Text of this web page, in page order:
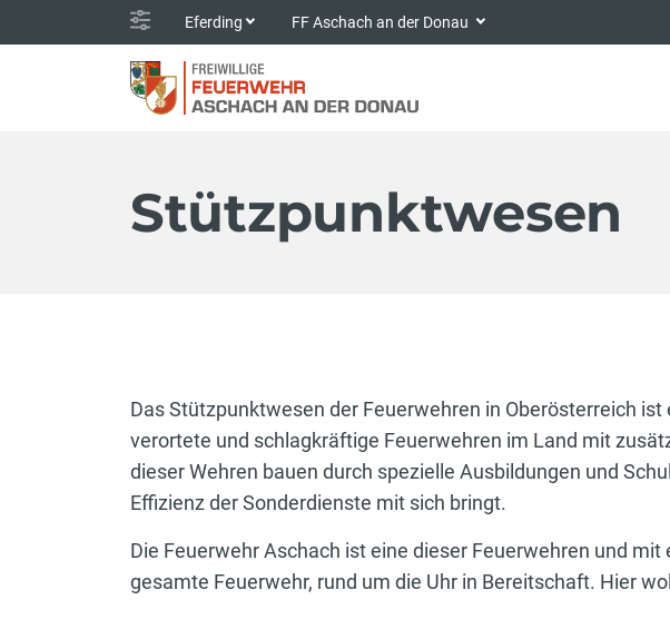
Eferding FF Aschach an der Donau
Stützpunktwesen
Das Stützpunktwesen der Feuerwehren in Oberösterreich
verortete und schlagkräftige Feuerwehren im Land mit
dieser Wehren bauen durch spezielle Ausbildungen und
Effizienz der Sonderdienste mit sich bringt.
Die Feuerwehr Aschach ist eine dieser Feuerwehren und
gesamte Feuerwehr, rund um die Uhr in Bereitschaft. Hier